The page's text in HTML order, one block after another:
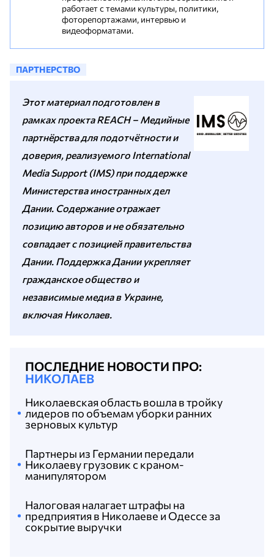
работает с темами культуры, политики,
фоторепортажами, интервью и
видеоформатами.
ПАРТНЕРСТВО
Этот материал подготовлен в
рамках проекта REACH – Медийные
партнёрства для подотчётности и
доверия, реализуемого International
Media Support (IMS) при поддержке
Министерства иностранных дел
Дании. Содержание отражает
позицию авторов и не обязательно
совпадает с позицией правительства
Дании. Поддержка Дании укрепляет
гражданское общество и
независимые медиа в Украине,
включая Николаев.
ПОСЛЕДНИЕ НОВОСТИ ПРО:
НИКОЛАЕВ
Налоговая налагает штрафы на
предприятия в Николаеве и Одессе за
сокрытие выручки
Партнеры из Германии передали
Николаеву грузовик с краном-
манипулятором
Николаевская область вошла в тройку
лидеров по объемам уборки ранних
зерновых культур